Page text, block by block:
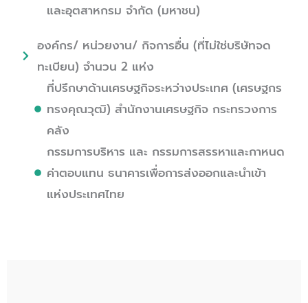
และอุตสาหกรม จำกัด (มหาชน)
องค์กร/ หน่วยงาน/ กิจการอื่น (ที่ไม่ใช่บริษัทจด
ทะเบียน) จำนวน 2 แห่ง
ที่ปรึกษาด้านเศรษฐกิจระหว่างประเทศ (เศรษฐกร
ทรงคุณวุฒิ) สำนักงานเศรษฐกิจ กระทรวงการ
คลัง
กรรมการบริหาร และ กรรมการสรรหาและกาหนด
ค่าตอบแทน ธนาคารเพื่อการส่งออกและนำเข้า
แห่งประเทศไทย